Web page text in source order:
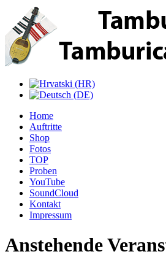
Home
Auftritte
Shop
Fotos
TOP
Proben
YouTube
SoundCloud
Kontakt
Impressum
Anstehende